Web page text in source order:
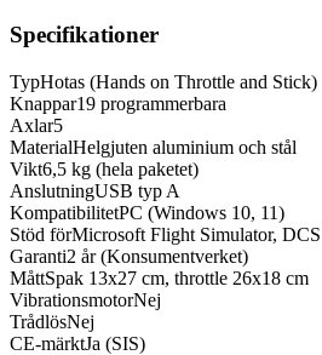
Specifikationer
TypHotas (Hands on Throttle and Stick)
Knappar19 programmerbara
Axlar5
MaterialHelgjuten aluminium och stål
Vikt6,5 kg (hela paketet)
AnslutningUSB typ A
KompatibilitetPC (Windows 10, 11)
Stöd förMicrosoft Flight Simulator,
Garanti2 år (Konsumentverket)
MåttSpak 13x27 cm, throttle 26x18 cm
VibrationsmotorNej
TrådlösNej
CE-märktJa (SIS)